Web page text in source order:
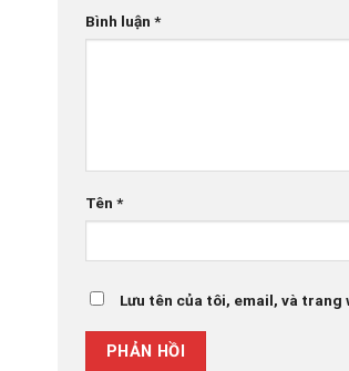
Bình luận *
Tên *
Lưu tên của tôi, email, và trang